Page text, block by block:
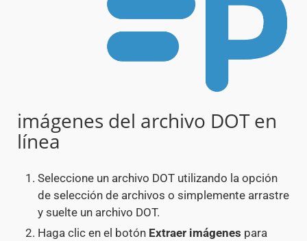
imágenes del archivo DOT en
línea
Seleccione un archivo DOT utilizando la opción
de selección de archivos o simplemente arrastre
y suelte un archivo DOT.
Haga clic en el botón Extraer imágenes para